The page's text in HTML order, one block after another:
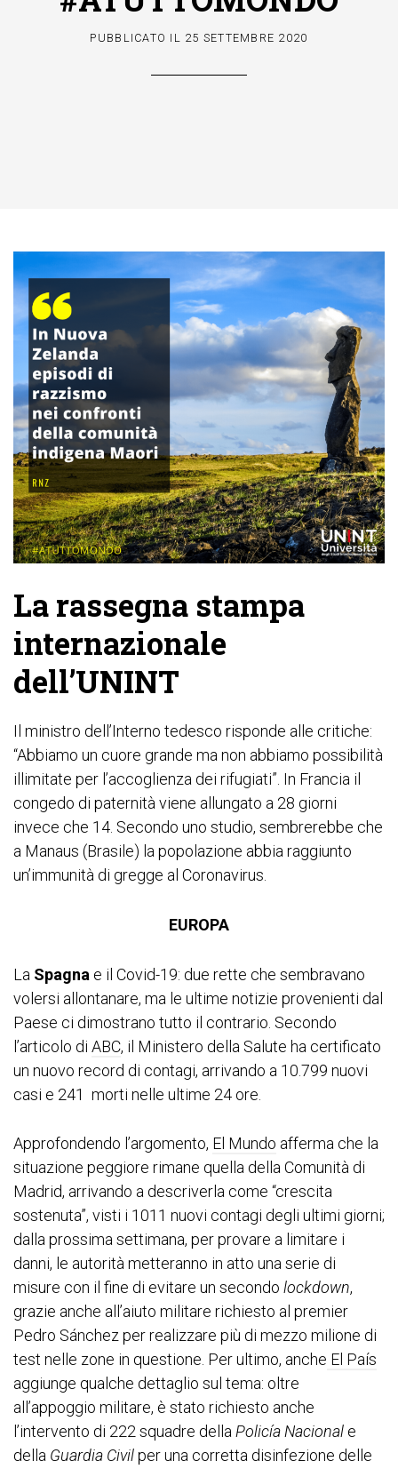
PUBBLICATO IL 25 SETTEMBRE 2020
La rassegna stampa
internazionale
dell’UNINT
Il ministro dell’Interno tedesco risponde alle critiche:
“Abbiamo un cuore grande ma non abbiamo possibilità
illimitate per l’accoglienza dei rifugiati”. In Francia il
congedo di paternità viene allungato a 28 giorni
invece che 14. Secondo uno studio, sembrerebbe che
a Manaus (Brasile) la popolazione abbia raggiunto
un’immunità di gregge al Coronavirus.
EUROPA
La Spagna e il Covid-19: due rette che sembravano
volersi allontanare, ma le ultime notizie provenienti dal
Paese ci dimostrano tutto il contrario. Secondo
l’articolo di ABC, il Ministero della Salute ha certificato
un nuovo record di contagi, arrivando a 10.799 nuovi
casi e 241 morti nelle ultime 24 ore.
Approfondendo l’argomento, El Mundo afferma che la
situazione peggiore rimane quella della Comunità di
Madrid, arrivando a descriverla come “crescita
sostenuta”, visti i 1011 nuovi contagi degli ultimi giorni;
dalla prossima settimana, per provare a limitare i
danni, le autorità metteranno in atto una serie di
misure con il fine di evitare un secondo lockdown,
grazie anche all’aiuto militare richiesto al premier
Pedro Sánchez per realizzare più di mezzo milione di
test nelle zone in questione. Per ultimo, anche El País
aggiunge qualche dettaglio sul tema: oltre
all’appoggio militare, è stato richiesto anche
l’intervento di 222 squadre dellaPolicía Nacional e
della Guardia Civilper una corretta disinfezione delle